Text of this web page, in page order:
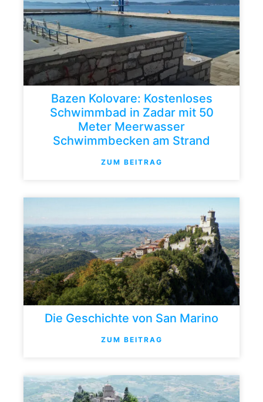
Bazen Kolovare: Kostenloses
Schwimmbad in Zadar mit 50
Meter Meerwasser
Schwimmbecken am Strand
ZUM BEITRAG
Die Geschichte von San Marino
ZUM BEITRAG